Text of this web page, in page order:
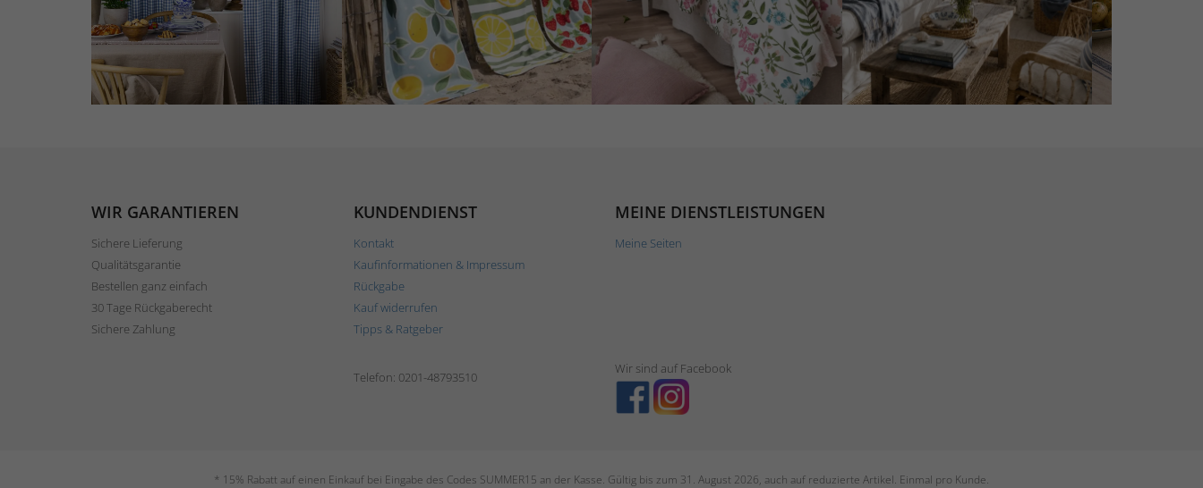
WIR GARANTIEREN
Sichere Lieferung
Qualitätsgarantie
Bestellen ganz einfach
30 Tage Rückgaberecht
Sichere Zahlung
KUNDENDIENST
Kontakt
Kaufinformationen & Impressum
Rückgabe
Kauf widerrufen
Tipps & Ratgeber
MEINE DIENSTLEISTUNGEN
Meine Seiten
Telefon: 0201-48793510
Wir sind auf Facebook
* 15% Rabatt auf einen Einkauf bei Eingabe des Codes SUMMER15 an der Kasse. Gültig bis zum 31. August 2026, auch auf reduzierte Artikel. Einmal pro Kunde.